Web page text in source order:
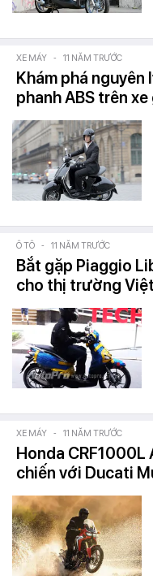
XE MÁY - 11 NĂM TRƯỚC
Khám phá
phanh ABS trên xe
Ô TÔ - 11 NĂM TRƯỚC
Bắt gặp Piaggio
cho thị trường Việt
XE MÁY - 11 NĂM TRƯỚC
Honda
chiến với Ducati